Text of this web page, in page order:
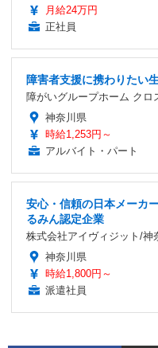
月給24万円
正社員
障害者支援に携わりたい
障がいグループホーム クロ
神奈川県
時給1,253円～
アルバイト・パート
安心・信頼の日本メーカ
るみん認定企業
株式会社アイヴィジット/神
神奈川県
時給1,800円～
派遣社員